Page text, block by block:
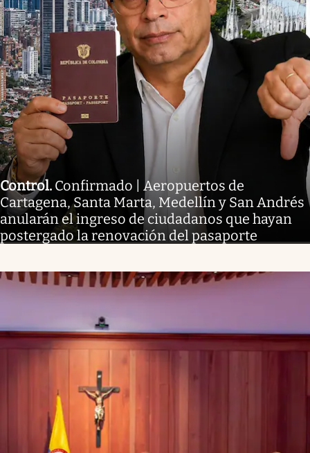
Control. Confirmado | Aeropuertos de
Cartagena, Santa Marta, Medellín y San Andrés
anularán el ingreso de ciudadanos que hayan
postergado la renovación del pasaporte